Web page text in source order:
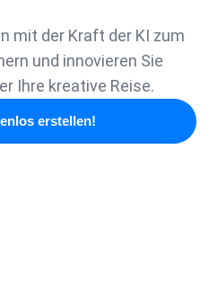
mit der Kraft der KI zum
und innovieren Sie
Ihre kreative Reise.
erstellen!